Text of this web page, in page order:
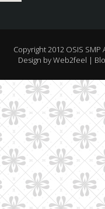
Copyright 2012 OSIS SMP
Design byWeb2feel |